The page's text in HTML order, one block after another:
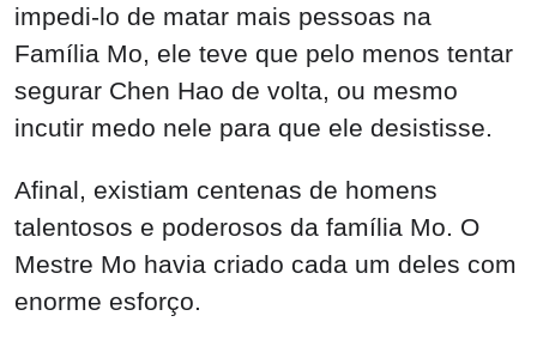
impedi-lo de matar mais pessoas na
Família Mo, ele teve que pelo menos tentar
segurar Chen Hao de volta, ou mesmo
incutir medo nele para que ele desistisse.
Afinal, existiam centenas de homens
talentosos e poderosos da família Mo. O
Mestre Mo havia criado cada um deles com
enorme esforço.